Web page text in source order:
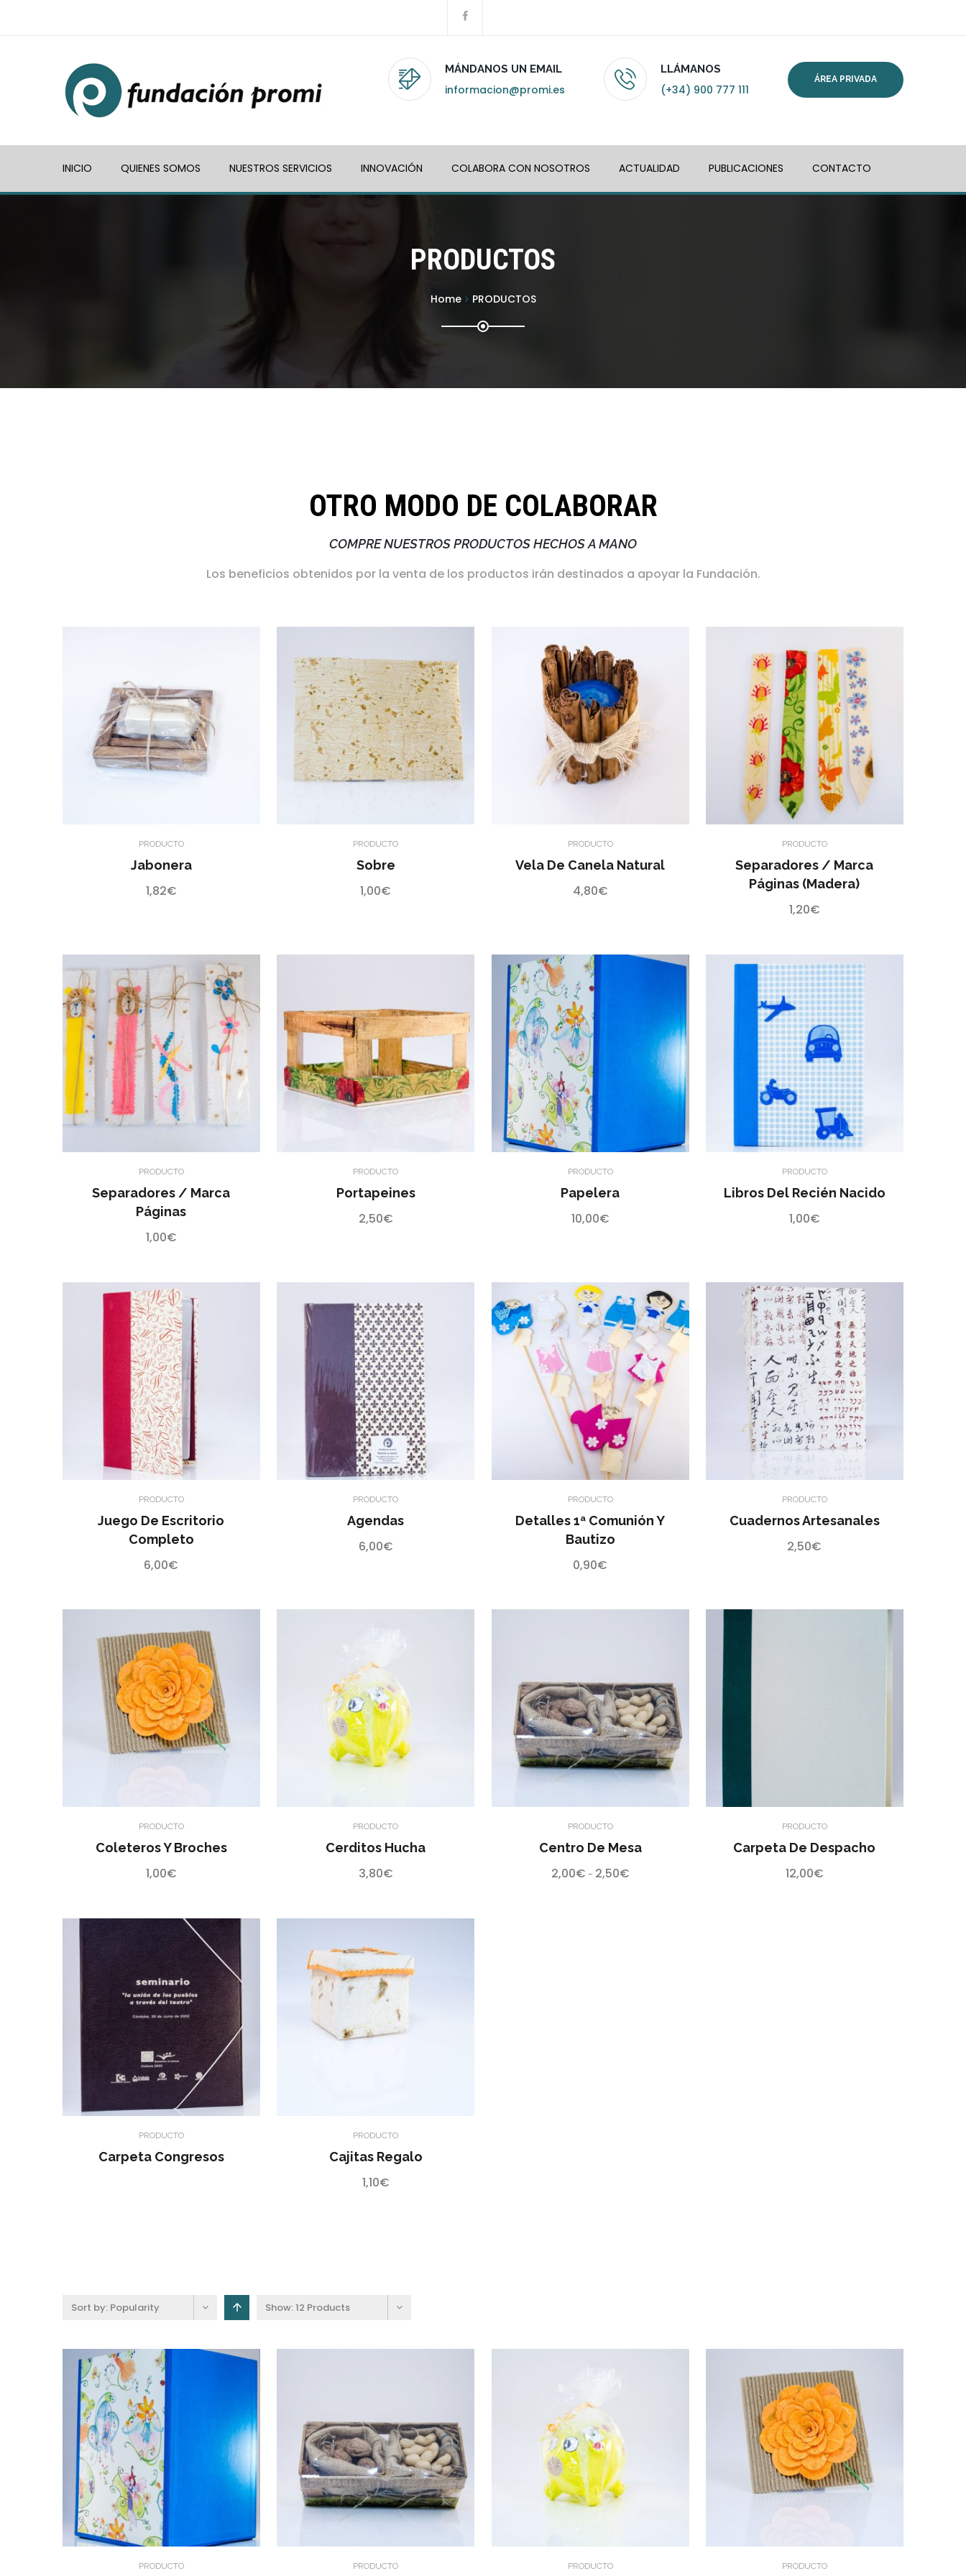
MÁNDANOS UN EMAIL
informacion@promi.es
LLÁMANOS
(+34) 900 777 111
ÁREA PRIVADA
INICIO QUIENES SOMOS NUESTROS SERVICIOS INNOVACIÓN COLABORA CON NOSOTROS ACTUALIDAD PUBLICACIONES CONTACTO
PRODUCTOS
Home PRODUCTOS
OTRO MODO DE COLABORAR
COMPRE NUESTROS PRODUCTOS HECHOS A MANO
Los beneficios obtenidos por la venta de los productos irán destinados a apoyar la Fundación.
PRODUCTO
Jabonera
1,82€
PRODUCTO
Sobre
1,00€
PRODUCTO
Vela De Canela Natural
4,80€
PRODUCTO
Separadores / Marca
Páginas (madera)
1,20€
PRODUCTO
Separadores / Marca
Páginas
1,00€
PRODUCTO
Portapeines
2,50€
PRODUCTO
Papelera
10,00€
PRODUCTO
Libros Del Recién Nacido
1,00€
PRODUCTO
Juego De Escritorio
Completo
6,00€
PRODUCTO
Agendas
6,00€
PRODUCTO
Detalles 1ª Comunión Y
Bautizo
0,90€
PRODUCTO
Cuadernos Artesanales
2,50€
PRODUCTO
Coleteros Y Broches
1,00€
PRODUCTO
Cerditos Hucha
3,80€
PRODUCTO
Centro De Mesa
2,00€ - 2,50€Rango
PRODUCTO
Carpeta De Despacho
12,00€
PRODUCTO
Carpeta Congresos
PRODUCTO
Cajitas Regalo
1,10€
Sort by: Popularity Show:12 Products
PRODUCTO PRODUCTO PRODUCTO PRODUCTO